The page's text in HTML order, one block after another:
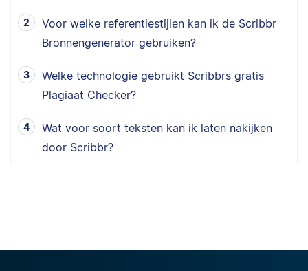
Voor welke referentiestijlen kan ik de Scribbr
Bronnengenerator gebruiken?
Welke technologie gebruikt Scribbrs gratis
Plagiaat Checker?
Wat voor soort teksten kan ik laten nakijken
door Scribbr?